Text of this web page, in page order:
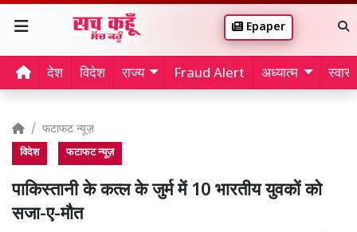
Epaper
देश विदेश राज्य Fraud Alert अध्यात्म
फटाफट न्यूज़
विदेश फटाफट न्यूज़
पाकिस्तानी के कत्ल के जुर्म में 10 भारतीय युवकों को
सजा-ए-मौत